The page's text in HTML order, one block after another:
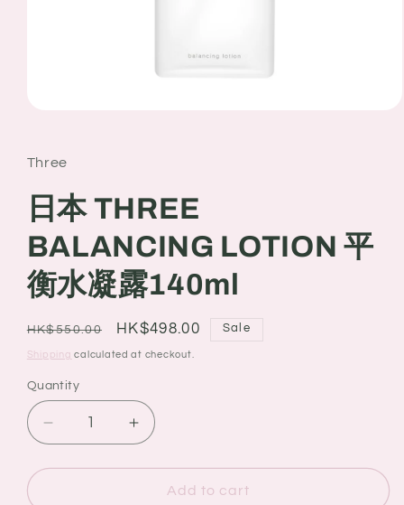
in
modal
Three
日本 THREE
BALANCING LOTION 平
衡水凝露140ml
Regular
price
HK$550.00
Sale
price
HK$498.00 Sale
Shipping calculated at checkout.
Quantity
Quantity
Decrease
quantity
for
Increase
quantity
for
Add to cart